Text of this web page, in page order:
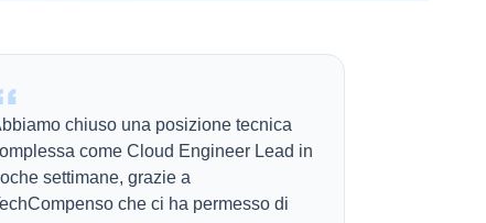
chiuso una posizione tecnica
come Cloud Engineer Lead in
settimane, grazie a
che ci ha permesso di